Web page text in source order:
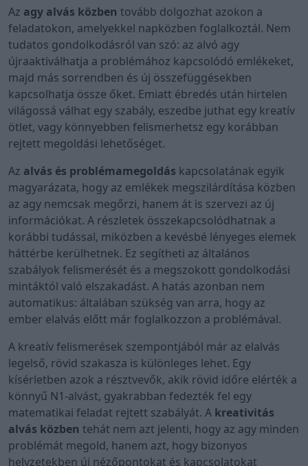
Az agy alvás közben tovább dolgozhat azokon a
feladatokon, amelyekkel napközben foglalkoztál. Nem
tudatos gondolkodásról van szó: az alvó agy
újraaktiválhatja a problémához kapcsolódó emlékeket,
majd más sorrendben és új összefüggésekben
kapcsolhatja össze őket. Emiatt ébredés után hirtelen
világossá válhat egy szabály, eszedbe juthat egy kreatív
ötlet, vagy könnyebben felismerhetsz egy korábban
rejtett megoldási lehetőséget.
Az alvás és problémamegoldás kapcsolatának egyik
magyarázata, hogy az emlékek megszilárdítása közben
az agy nemcsak megőrzi, hanem át is szervezi az új
információkat. A részletek összekapcsolódhatnak a
korábbi tudással, miközben a kevésbé lényeges elemek
háttérbe kerülhetnek. Ez segítheti az általános
szabályok felismerését és a megszokott gondolkodási
mintáktól való elszakadást. A hatás azonban nem
automatikus: általában szükség van arra, hogy az
ember elalvás előtt már foglalkozzon a problémával.
A kreatív felismerések szempontjából már az elalvás
legelső, rövid szakasza is különleges lehet. Egy
kísérletben azok a résztvevők, akik rövid időre elérték a
könnyű N1-alvást, gyakrabban fedezték fel egy
matematikai feladat rejtett szabályát. A kreativitás
alvás közben tehát nem azt jelenti, hogy az agy minden
problémát megold, hanem azt, hogy bizonyos
helyzetekben új nézőpontokat és kapcsolatokat